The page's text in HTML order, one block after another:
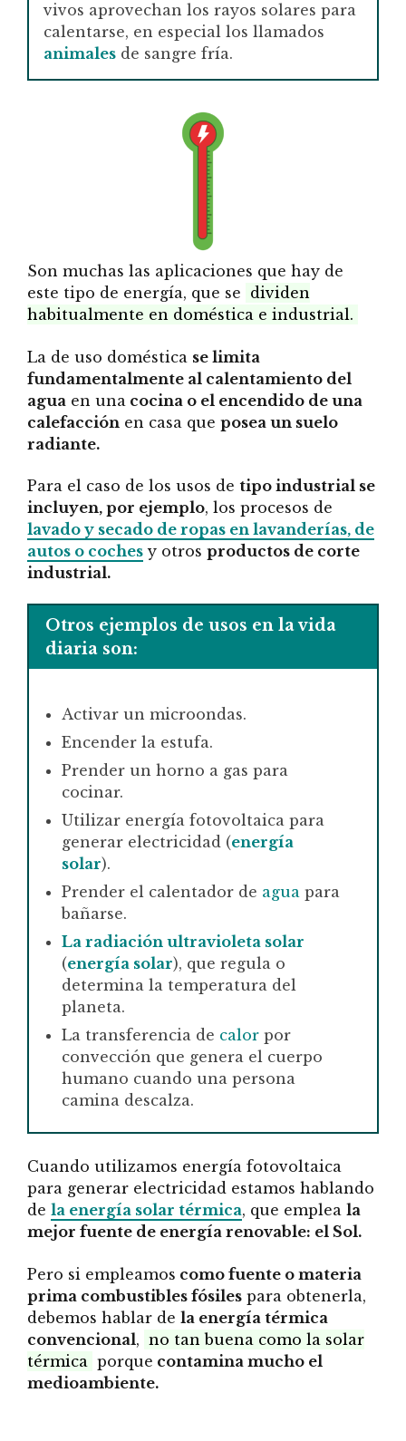
vivos aprovechan los rayos solares para
calentarse, en especial los llamados
animales de sangre fría.
Son muchas las aplicaciones que hay de
este tipo de energía, que se dividen
habitualmente en doméstica e industrial.
La de uso doméstica se limita
fundamentalmente al calentamiento del
agua en una cocina o el encendido de una
calefacción en casa que posea un suelo
radiante.
Para el caso de los usos de tipo industrial se
incluyen, por ejemplo, los procesos de
lavado y secado de ropas en lavanderías, de
autos o coches y otros productos de corte
industrial.
Otros ejemplos de usos en la vida
diaria son:
Activar un microondas.
Encender la estufa.
Prender un horno a gas para
cocinar.
Utilizar energía fotovoltaica para
generar electricidad (energía
solar).
Prender el calentador de agua para
bañarse.
La radiación ultravioleta solar
(energía solar), que regula o
determina la temperatura del
planeta.
La transferencia de calor por
convección que genera el cuerpo
humano cuando una persona
camina descalza.
Cuando utilizamos energía fotovoltaica
para generar electricidad estamos hablando
de la energía solar térmica, que emplea la
mejor fuente de energía renovable: el Sol.
Pero si empleamos como fuente o materia
prima combustibles fósiles para obtenerla,
debemos hablar de la energía térmica
convencional, no tan buena como la solar
térmica porque contamina mucho el
medioambiente.